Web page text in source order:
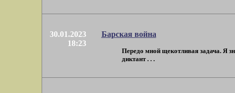
30.01.2023
18:23
Барская война
Передо мной щекотливая задача. Я
диктант . . .